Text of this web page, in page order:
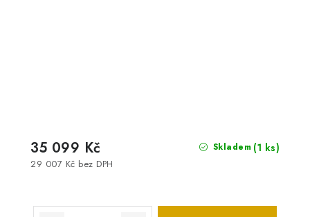
Skladem (1 ks)
29 007 Kč bez DPH
35 099 Kč